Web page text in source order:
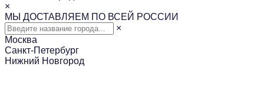
×
МЫ ДОСТАВЛЯЕМ ПО ВСЕЙ РОССИИ
×
Москва
Санкт-Петербург
Нижний Новгород